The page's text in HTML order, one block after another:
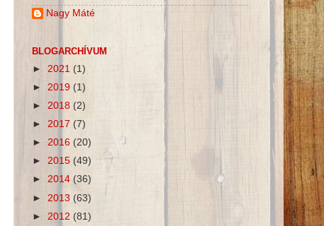
Nagy Máté
BLOGARCHÍVUM
► 2021 (1)
► 2019 (1)
► 2018 (2)
► 2017 (7)
► 2016 (20)
► 2015 (49)
► 2014 (36)
► 2013 (63)
► 2012 (81)